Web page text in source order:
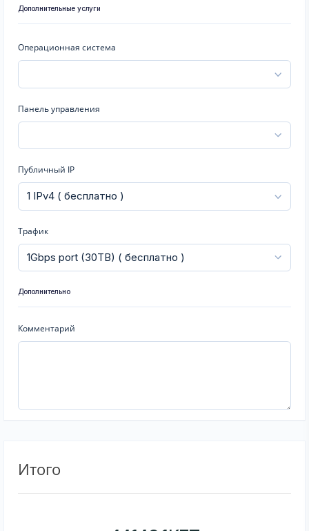
Дополнительные услуги
Операционная система
Панель управления
Публичный IP
Трафик
Дополнительно
Комментарий
Итого